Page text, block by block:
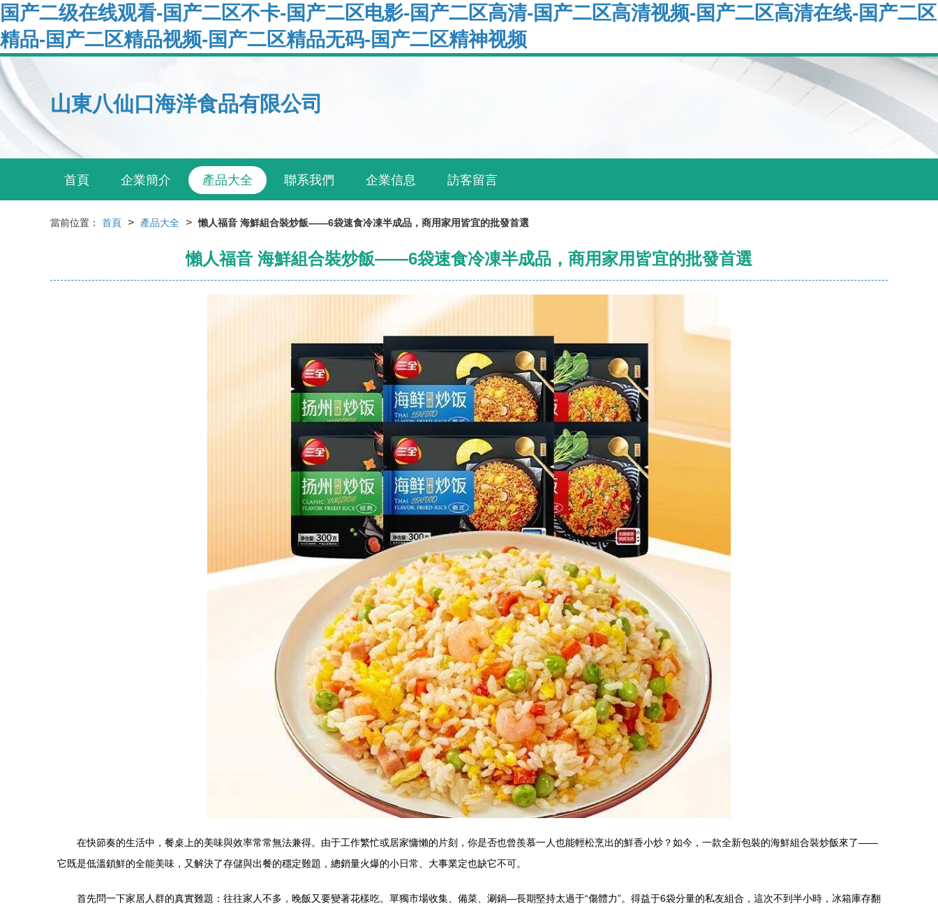
国产二级在线观看-国产二区不卡-国产二区电影-国产二区高清-国产二区高清视频-国产二区高清在线-国产二区
精品-国产二区精品视频-国产二区精品无码-国产二区精神视频
山東八仙口海洋食品有限公司
首頁 企業簡介 產品大全 聯系我們 企業信息 訪客留言
當前位置： 首頁 > 產品大全 > 懶人福音 海鮮組合裝炒飯——6袋速食冷凍半成品，商用家用皆宜的批發首選
懶人福音 海鮮組合裝炒飯——6袋速食冷凍半成品，商用家用皆宜的批發首選
在快節奏的生活中，餐桌上的美味與效率常常無法兼得。由于工作繁忙或居家慵懶的片刻，你是否也曾羨慕一人也能輕松烹出的鮮香小炒？如今，一款全新包裝的海鮮組合裝炒飯來了——
它既是低溫鎖鮮的全能美味，又解決了存儲與出餐的穩定難題，總銷量火爆的小日常、大事業定也缺它不可。
首先問一下家居人群的真實難題：往往家人不多，晚飯又要變著花樣吃。單獨市場收集、備菜、涮鍋—長期堅持太過于“傷體力”。得益于6袋分量的私友組合，這次不到半小時，冰箱庫存翻